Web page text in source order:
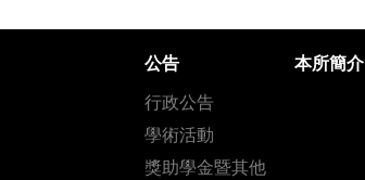
公告
行政公告
學術活動
獎助學金暨其他
本所簡介